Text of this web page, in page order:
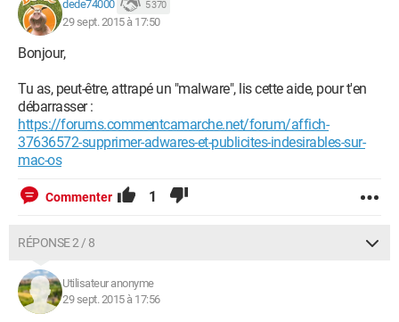
dede74000 5 370
29 sept. 2015 à 17:50
Bonjour,
Tu as, peut-être, attrapé un "malware", lis cette aide, pour t'en
débarrasser :
https://forums.commentcamarche.net/forum/affich-
37636572-supprimer-adwares-et-publicites-indesirables-sur-
mac-os
Commenter 1
RÉPONSE 2 / 8
Utilisateur anonyme
29 sept. 2015 à 17:56